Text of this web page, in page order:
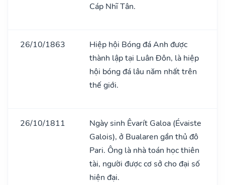
Cáp Nhĩ Tân.
26/10/1863
Hiệp hội Bóng đá Anh được
thành lập tại Luân Đôn, là hiệp
hội bóng đá lâu năm nhất trên
thế giới.
26/10/1811
Ngày sinh Êvarít Galoa (Évaiste
Galois), ở Bualaren gần thủ đô
Pari. Ông là nhà toán học thiên
tài, người được cơ sở cho đại số
hiện đại.